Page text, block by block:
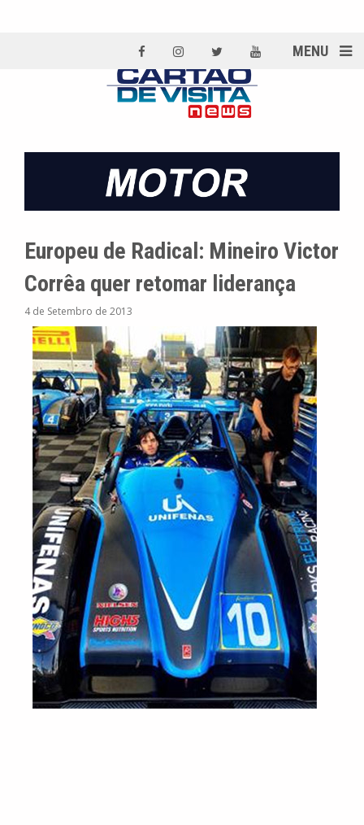
MENU
Europeu de Radical: Mineiro Victor
Corrêa quer retomar liderança
4 de Setembro de 2013